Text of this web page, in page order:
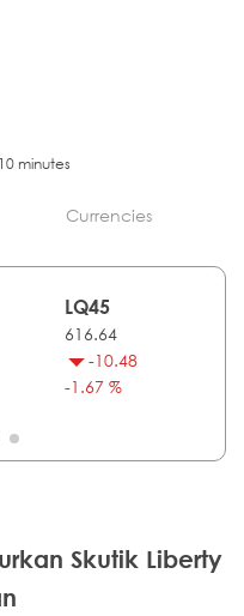
minutes
Currencies
LQ45
616.64
-10.48
-1.67 %
Skutik Liberty